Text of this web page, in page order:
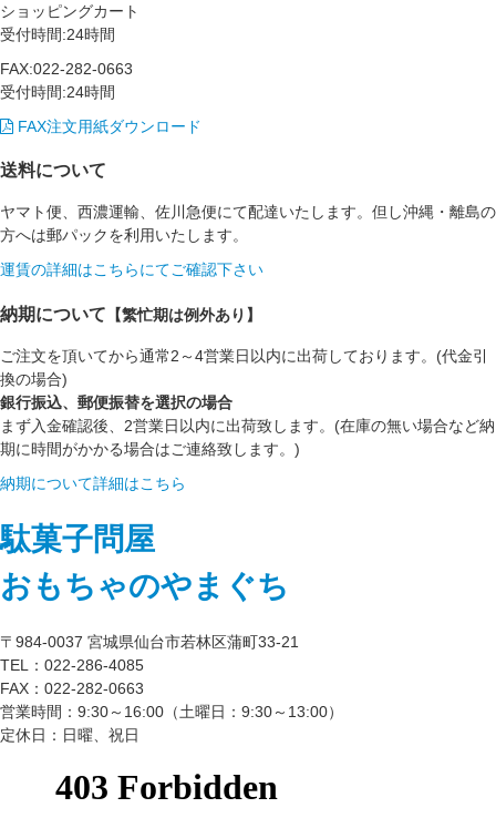
ショッピングカート
受付時間:24時間
FAX:022-282-0663
受付時間:24時間
FAX注文用紙ダウンロード
送料について
ヤマト便、西濃運輸、佐川急便にて配達いたします。但し沖縄・離島の
方へは郵パックを利用いたします。
運賃の詳細はこちらにてご確認下さい
納期について 【繁忙期は例外あり】
ご注文を頂いてから通常2～4営業日以内に出荷しております。(代金引
換の場合)
銀行振込、郵便振替を選択の場合
まず入金確認後、2営業日以内に出荷致します。(在庫の無い場合など納
期に時間がかかる場合はご連絡致します。)
納期について詳細はこちら
駄菓子問屋
おもちゃのやまぐち
〒984-0037 宮城県仙台市若林区蒲町33-21
TEL：022-286-4085
FAX：022-282-0663
営業時間：9:30～16:00（土曜日：9:30～13:00）
定休日：日曜、祝日